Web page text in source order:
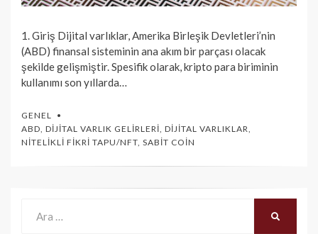
1. Giriş Dijital varlıklar, Amerika Birleşik Devletleri’nin
(ABD) finansal sisteminin ana akım bir parçası olacak
şekilde gelişmiştir. Spesifik olarak, kripto para biriminin
kullanımı son yıllarda…
GENEL
ABD, DIJITAL VARLIK GELIRLERI, DIJITAL VARLIKLAR,
NITELIKLI FIKRI TAPU/NFT, SABIT COIN